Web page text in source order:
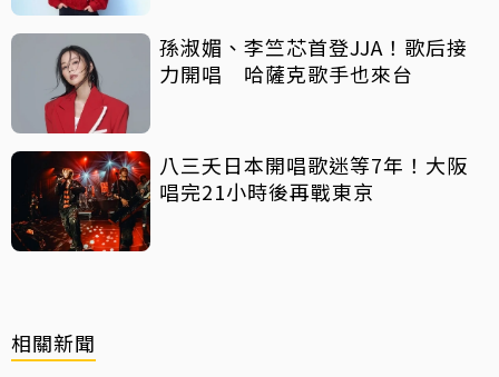
孫淑媚、李竺芯首登JJA！歌后接
力開唱 哈薩克歌手也來台
八三夭日本開唱歌迷等7年！大阪
唱完21小時後再戰東京
相關新聞